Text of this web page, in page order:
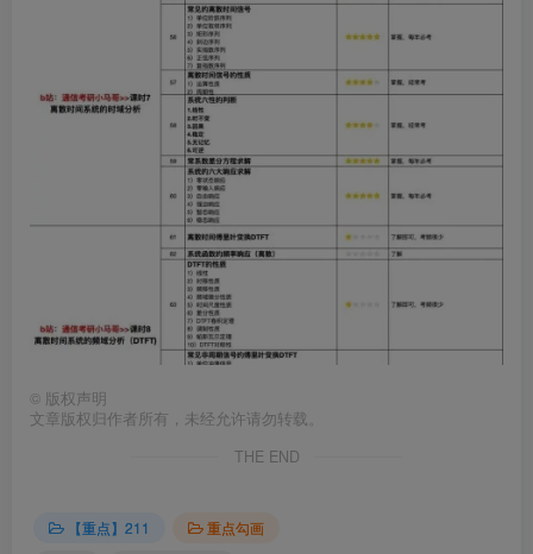
© 版权声明
文章版权归作者所有，未经允许请勿转载。
THE END
【重点】211
重点勾画